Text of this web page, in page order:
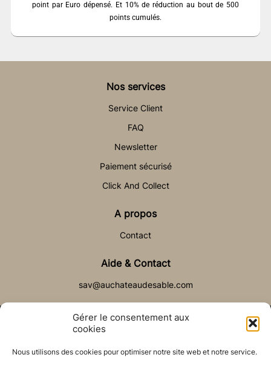
Gérer le consentement aux
cookies
Nous utilisons des cookies pour optimiser notre site web et notre service.
point par Euro dépensé. Et 10% de réduction au bout de 500
points cumulés.
Nos services
Service Client
FAQ
Newsletter
Paiement sécurisé
Click And Collect
A propos
Contact
Aide & Contact
sav@auchateaudesable.com